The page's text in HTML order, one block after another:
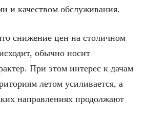
и качеством обслуживания.
снижение цен на столичном
обычно носит
При этом интерес к дачам
летом усиливается, а
направлениях продолжают